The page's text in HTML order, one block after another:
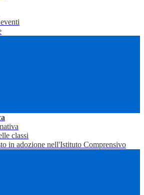
classi
in adozione nell'Istituto Comprensivo